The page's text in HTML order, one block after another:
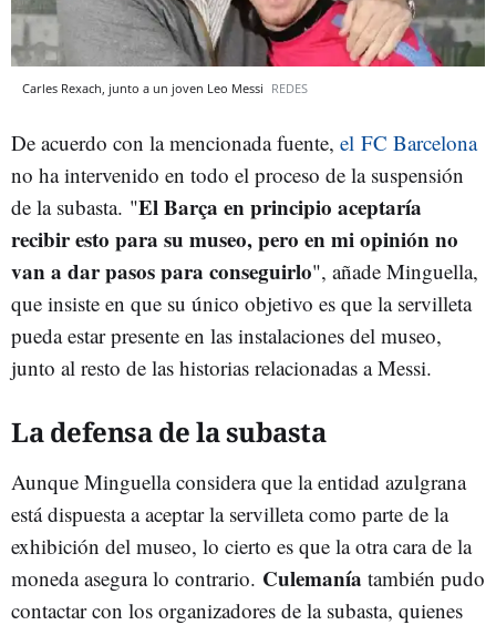
Carles Rexach, junto a un joven Leo Messi REDES
De acuerdo con la mencionada fuente, el FC Barcelona
no ha intervenido en todo el proceso de la suspensión
de la subasta. "El Barça en principio aceptaría
recibir esto para su museo, pero en mi opinión no
van a dar pasos para conseguirlo", añade Minguella,
que insiste en que su único objetivo es que la servilleta
pueda estar presente en las instalaciones del museo,
junto al resto de las historias relacionadas a Messi.
La defensa de la subasta
Aunque Minguella considera que la entidad azulgrana
está dispuesta a aceptar la servilleta como parte de la
exhibición del museo, lo cierto es que la otra cara de la
moneda asegura lo contrario. Culemanía también pudo
contactar con los organizadores de la subasta, quienes